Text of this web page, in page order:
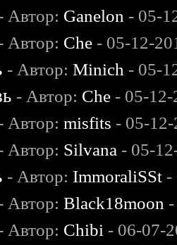
Автор: Ganelon - 05-
Автор: Che - 05-12-
- Автор:Minich - 05-
- Автор: Che - 05-
Автор:misfits - 05-
Автор: Silvana - 05-
- Автор: ImmoraliSSt -
Автор:Black18moon
Автор: Chibi - 06-07-